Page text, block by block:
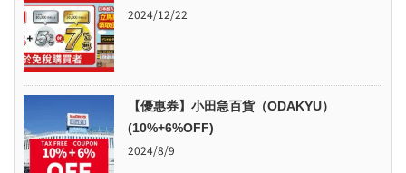
2024/12/22
【優惠券】小田急百貨（ODAKYU）
(10%+6%OFF)
2024/8/9